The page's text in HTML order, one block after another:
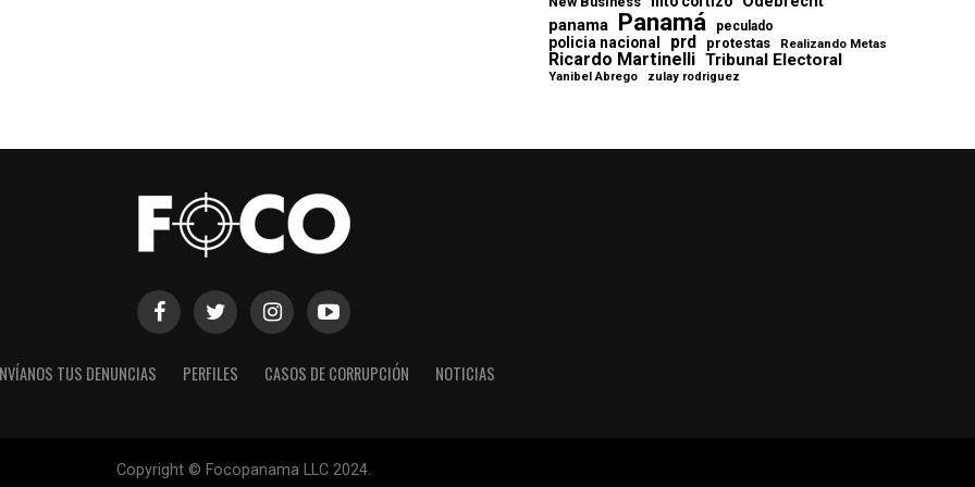
panama Panamá peculado
policia nacional prd protestas Realizando Metas
Ricardo Martinelli Tribunal Electoral
Yanibel Abrego zulay rodriguez
TUS DENUNCIAS PERFILES CASOS DE CORRUPCIÓN NOTICIAS
Copyright © Focopanama LLC 2024.